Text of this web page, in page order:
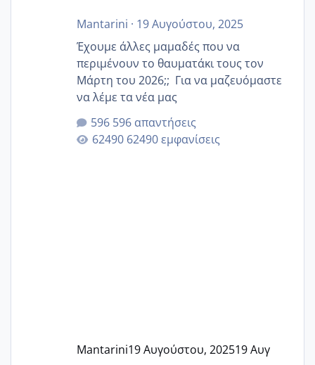
Mantarini · 19 Αυγούστου, 2025
Έχουμε άλλες μαμαδές που να
περιμένουν το θαυματάκι τους τον
Μάρτη του 2026;; Για να μαζευόμαστε
να λέμε τα νέα μας
596 απαντήσεις
62490 εμφανίσεις
Mantarini19 Αυγούστου, 202519 Αυγ